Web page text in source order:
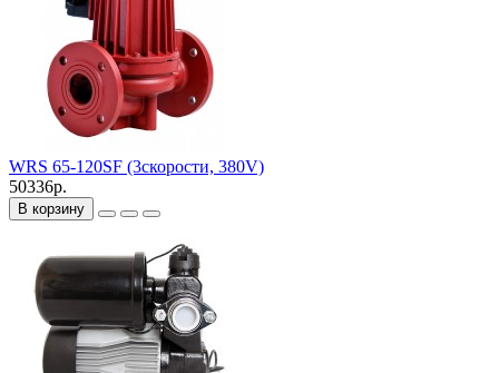
WRS 65-120SF (3скорости, 380V)
50336р.
В корзину